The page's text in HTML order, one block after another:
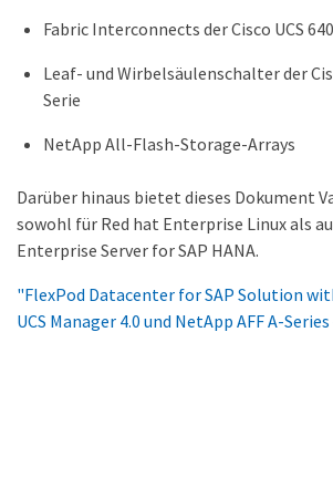
Fabric Interconnects der Cisco UCS
Leaf- und Wirbelsäulenschalter der
Serie
NetApp All-Flash-Storage-Arrays
Darüber hinaus bietet dieses Dokument
sowohl für Red hat Enterprise Linux als
Enterprise Server for SAP HANA.
"FlexPod Datacenter for SAP Solution
UCS Manager 4.0 und NetApp AFF A-